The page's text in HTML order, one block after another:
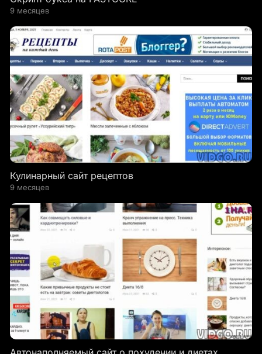
9 месяцев
Кулинарный сайт рецептов
9 месяцев